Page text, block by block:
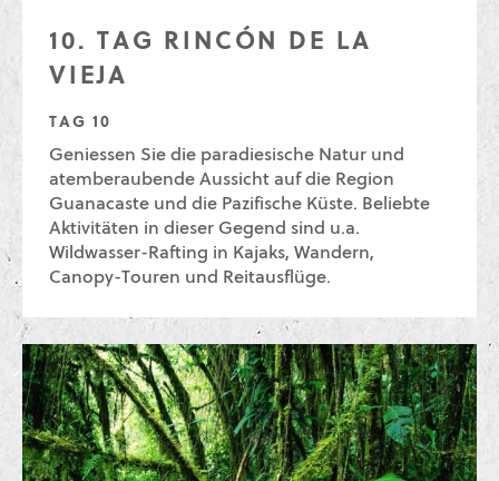
10. TAG RINCÓN DE LA
VIEJA
TAG 10
Geniessen Sie die paradiesische Natur und
atemberaubende Aussicht auf die Region
Guanacaste und die Pazifische Küste. Beliebte
Aktivitäten in dieser Gegend sind u.a.
Wildwasser-Rafting in Kajaks, Wandern,
Canopy-Touren und Reitausflüge.